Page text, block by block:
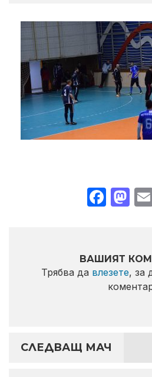
ВАШИЯТ
Трябва да влезете, за
СЛЕДВАЩ МАЧ